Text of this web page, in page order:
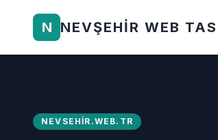
N NEVŞEHIR WEB
NEVSEHIR.WEB.TR